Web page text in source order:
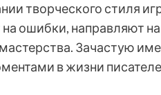
творческого стиля
ошибки, направляют
Зачастую
в жизни